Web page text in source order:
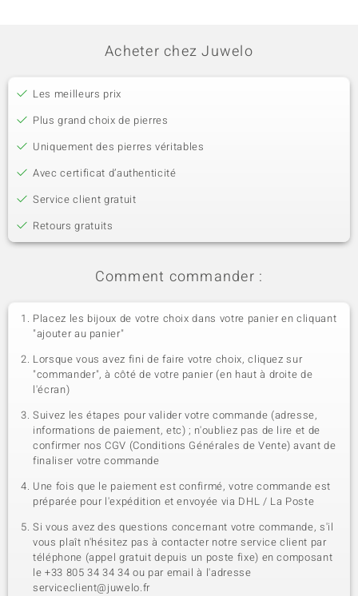
Acheter chez Juwelo
Les meilleurs prix
Plus grand choix de pierres
Uniquement des pierres véritables
Avec certificat d’authenticité
Service client gratuit
Retours gratuits
Comment commander :
Placez les bijoux de votre choix dans votre panier en cliquant
"ajouter au panier"
Lorsque vous avez fini de faire votre choix, cliquez sur
"commander", à côté de votre panier (en haut à droite de
l'écran)
Suivez les étapes pour valider votre commande (adresse,
informations de paiement, etc) ; n'oubliez pas de lire et de
confirmer nos CGV (Conditions Générales de Vente) avant de
finaliser votre commande
Une fois que le paiement est confirmé, votre commande est
préparée pour l'expédition et envoyée via DHL / La Poste
Si vous avez des questions concernant votre commande, s'il
vous plaît n'hésitez pas à contacter notre service client par
téléphone (appel gratuit depuis un poste fixe) en composant
le +33 805 34 34 34 ou par email à l'adresse
serviceclient@juwelo.fr